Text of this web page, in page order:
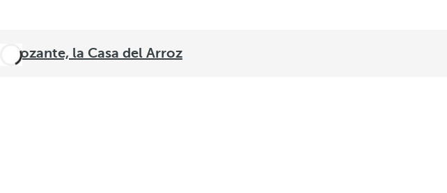
Arrozante, la Casa del Arroz